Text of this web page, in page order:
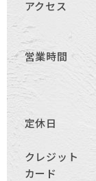
アクセス
営業時間
定休日
クレジット
カード